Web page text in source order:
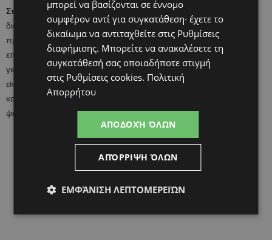
Στρείδια:
Αν και τα ωμά στρείδια πρέπει να αποφεύγονται κατά τη
διάρκεια της εγκυμοσύνης μπορείτε να τα απολαύσετε άφοβα όσο
προσπαθείτε να μείνετε έγκυος και να ωφεληθείτε από τα υψηλά
επίπεδα ψευδάργυρου που διαθέτουν και ενισχύει την γονιμότητα
για άνδρες αλλά και για γυναίκες. Εναλλακτικά εάν τα στρείδια δεν
είναι και η πιο αγαπημένη σας επιλογή μπορείτε να επιλέξετε
κολοκυθόσπορο που επίσης περιέχει υψηλά επίπεδα
ψευδάργυρου.
μπορεί να βασίζονται σε έννομο
συμφέρον αντί για συγκατάθεση· έχετε το
δικαίωμα να αντιταχθείτε στις Ρυθμίσεις
διαφήμισης. Μπορείτε να ανακαλέσετε τη
συγκατάθεσή σας οποιαδήποτε στιγμή
στις Ρυθμίσεις cookies. Πολιτική
Απορρήτου
ΑΠΟΔΟΧΉ ΌΛΩΝ
ΑΠΌΡΡΙΨΗ ΌΛΩΝ
ΕΜΦΆΝΙΣΗ ΛΕΠΤΟΜΕΡΕΙΏΝ